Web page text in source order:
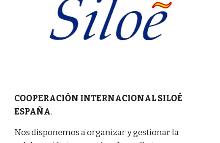
COOPERACIÓN INTERNACIONAL SILOÉ
ESPAÑA.
Nos disponemos a organizar y gestionar la